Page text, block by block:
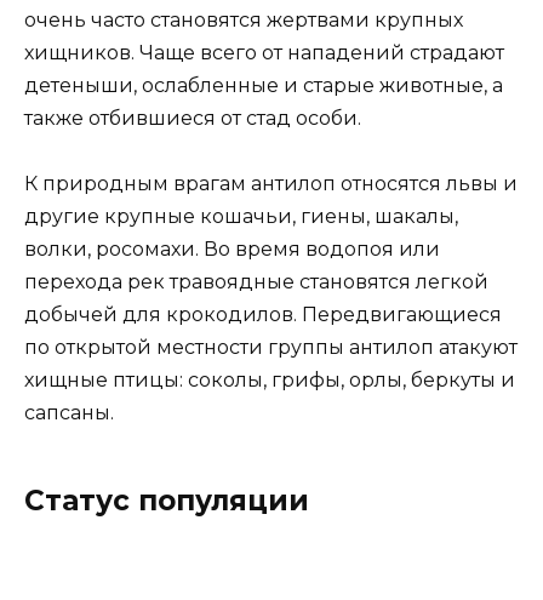
очень часто становятся жертвами крупных
хищников. Чаще всего от нападений страдают
детеныши, ослабленные и старые животные, а
также отбившиеся от стад особи.
К природным врагам антилоп относятся львы и
другие крупные кошачьи, гиены, шакалы,
волки, росомахи. Во время водопоя или
перехода рек травоядные становятся легкой
добычей для крокодилов. Передвигающиеся
по открытой местности группы антилоп атакуют
хищные птицы: соколы, грифы, орлы, беркуты и
сапсаны.
Статус популяции